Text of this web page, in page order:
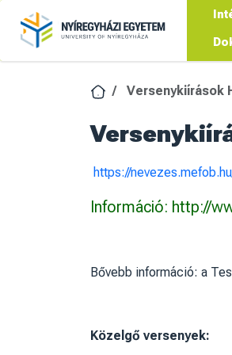
Ugrás a tartalomra
Versenykiírások
https://
Információ: http://
Bővebb információ: a
Közelgő versenyek: